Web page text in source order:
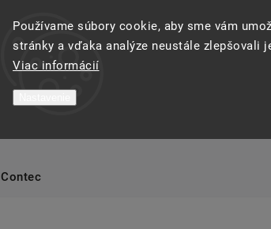
Používame súbory cookie, aby sme vám
stránky a vďaka analýze neustále zlepšovali
Viac informácií
Contec